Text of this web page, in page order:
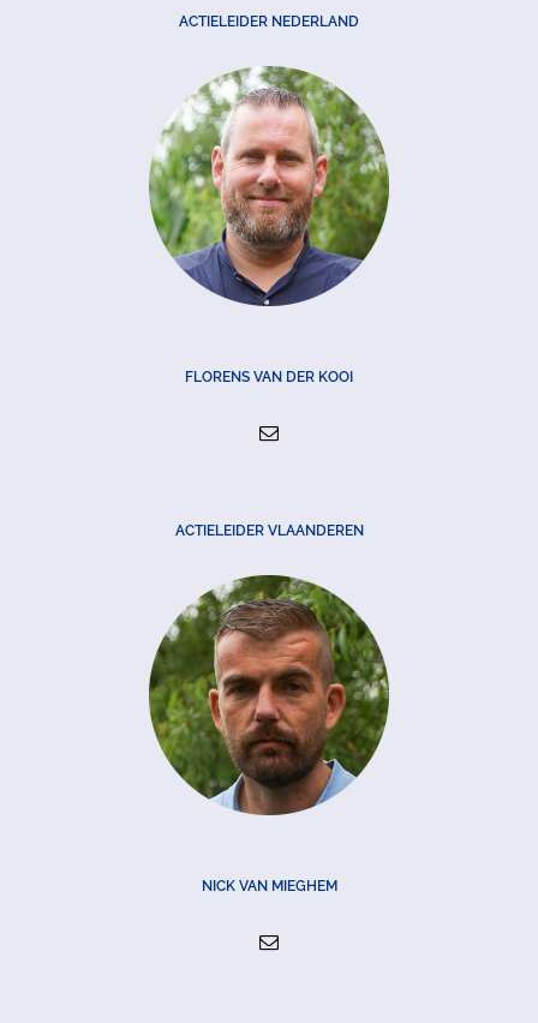
ACTIELEIDER NEDERLAND
FLORENS VAN DER KOOI
ACTIELEIDER VLAANDEREN
NICK VAN MIEGHEM